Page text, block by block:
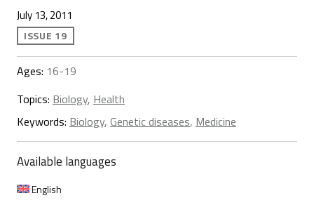
July 13, 2011
ISSUE 19
Ages: 16-19
Topics: Biology, Health
Keywords: Biology, Genetic diseases, Medicine
Available languages
English